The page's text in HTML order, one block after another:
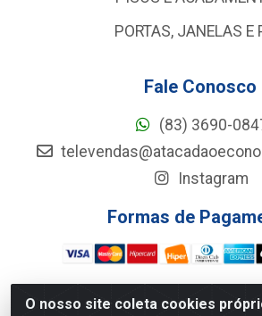
O nosso site coleta cookies
PORTAS, JANELAS E
Fale Conosco
(83) 3690-
Instagram
Formas de